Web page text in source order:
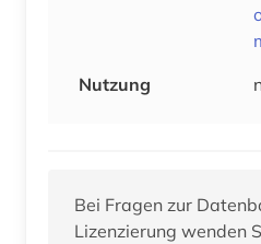
Nutzung
Bei Fragen zur
Lizenzierung wenden